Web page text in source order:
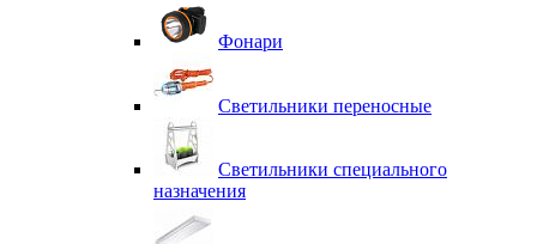
Фонари
Светильники переносные
Светильники специального
назначения